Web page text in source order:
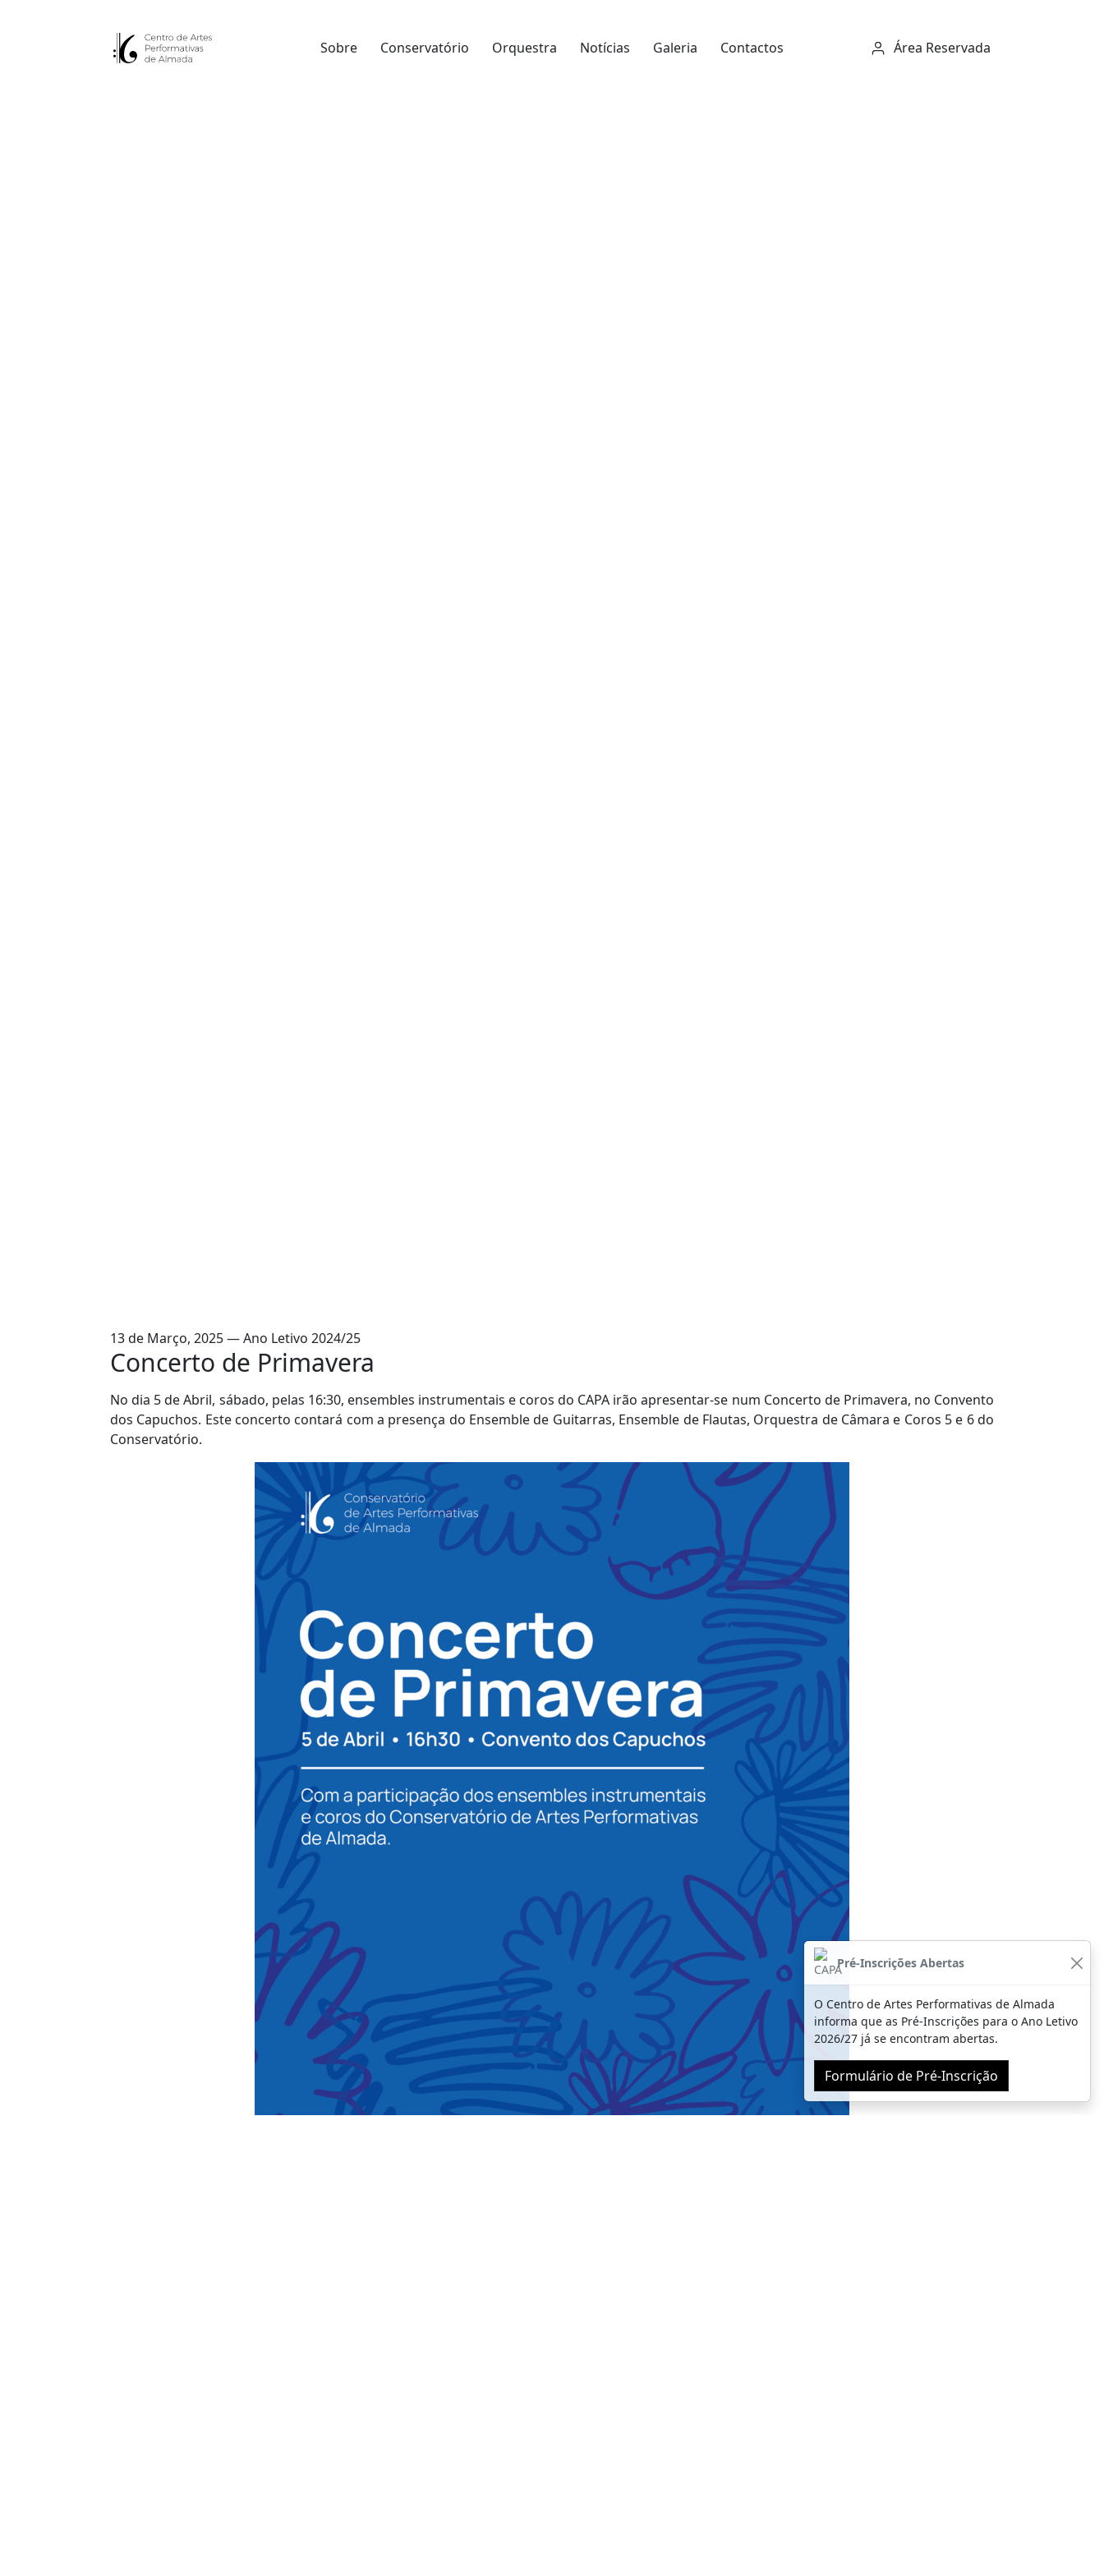
Sobre Conservatório Orquestra Notícias Galeria Contactos Área Reservada
13 de Março, 2025 — Ano Letivo 2024/25
Concerto de Primavera
No dia 5 de Abril, sábado, pelas 16:30, ensembles instrumentais e coros do CAPA irão apresentar-se num Concerto de Primavera, no Convento
dos Capuchos. Este concerto contará com a presença do Ensemble de Guitarras, Ensemble de Flautas, Orquestra de Câmara e Coros 5 e 6 do
Conservatório.
Pré-Inscrições Abertas
O Centro de Artes Performativas de Almada
informa que as Pré-Inscrições para o Ano Letivo
2026/27 já se encontram abertas.
Formulário de Pré-Inscrição